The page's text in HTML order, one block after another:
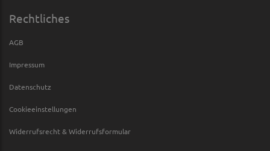
Rechtliches
AGB
Impressum
Datenschutz
Cookieeinstellungen
Widerrufsrecht & Widerrufsformular